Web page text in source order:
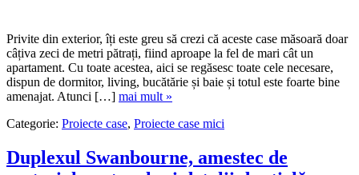
Privite din exterior, îți este greu să crezi că aceste case măsoară doar
câțiva zeci de metri pătrați, fiind aproape la fel de mari cât un
apartament. Cu toate acestea, aici se regăsesc toate cele necesare,
dispun de dormitor, living, bucătărie și baie și totul este foarte bine
amenajat. Atunci […] mai mult »
Categorie: Proiecte case, Proiecte case mici
Duplexul Swanbourne, amestec de